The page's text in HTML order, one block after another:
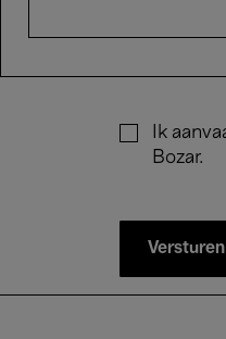
Ik
Bozar.